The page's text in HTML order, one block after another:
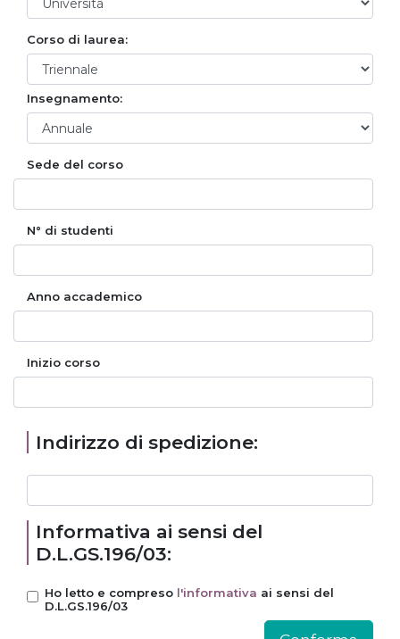
Corso di laurea:
Insegnamento:
Sede del corso
N° di studenti
Anno accademico
Inizio corso
Indirizzo di spedizione:
Informativa ai sensi del
D.L.GS.196/03:
Ho letto e compreso l'informativa ai sensi del
D.L.GS.196/03